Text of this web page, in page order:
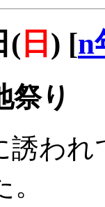
( 日 ) [n
祭り
われ